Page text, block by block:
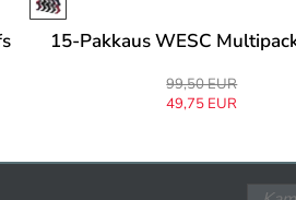
15-Pakkaus WESC
99,50 EUR
49,75 EUR